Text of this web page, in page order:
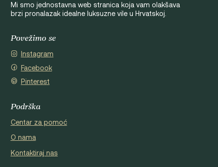
Mi smo jednostavna web stranica koja vam olakšava
brzi pronalazak idealne luksuzne vile u Hrvatskoj.
Povežimo se
Instagram
Facebook
Pinterest
Podrška
Centar za pomoć
O nama
Kontaktiraj nas